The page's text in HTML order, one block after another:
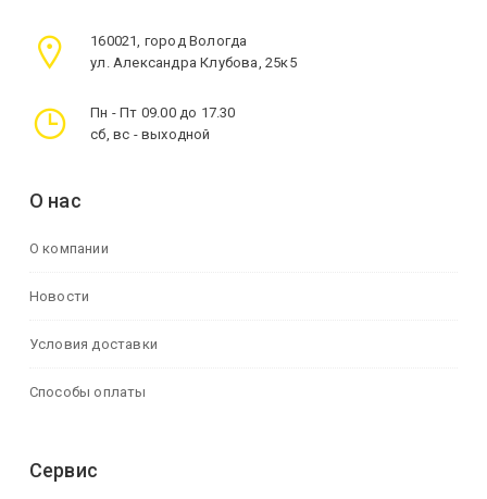
160021, город Вологда
ул. Александра Клубова, 25к5
Пн - Пт 09.00 до 17.30
сб, вс - выходной
О нас
О компании
Новости
Условия доставки
Способы оплаты
Сервис